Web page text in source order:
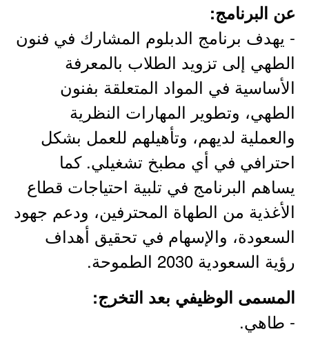
عن البرنامج:
- يهدف برنامج الدبلوم المشارك في فنون
الطهي إلى تزويد الطلاب بالمعرفة
الأساسية في المواد المتعلقة بفنون
الطهي، وتطوير المهارات النظرية
والعملية لديهم، وتأهيلهم للعمل بشكل
احترافي في أي مطبخ تشغيلي. كما
يساهم البرنامج في تلبية احتياجات قطاع
الأغذية من الطهاة المحترفين، ودعم جهود
السعودة، والإسهام في تحقيق أهداف
رؤية السعودية 2030 الطموحة.
المسمى الوظيفي بعد التخرج:
- طاهي.